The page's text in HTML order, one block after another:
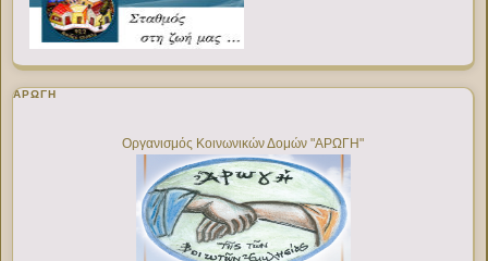
ΑΡΩΓΗ
Οργανισμός Κοινωνικών Δομών "ΑΡΩΓΗ"